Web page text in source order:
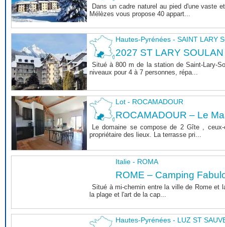
Dans un cadre naturel au pied d'une vaste
Mélèzes vous propose 40 appart...
Hautes-Pyrénées - SAINT LARY
2027 ST LARY SOULAN
Situé à 800 m de la station de Saint-Lary-
niveaux pour 4 à 7 personnes, répa...
Lot - ROCAMADOUR
ROCAMADOUR – Le
Le domaine se compose de 2 Gîte ,
propriétaire des lieux. La terrasse pri...
Italie - ROMA
ROME – Camping
Situé à mi-chemin entre la ville de Rome et
la plage et l'art de la cap...
Hautes-Pyrénées - LUZ ST